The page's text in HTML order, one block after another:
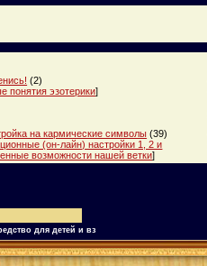
(2)
понятия эзотерики]
на кармические символы (39)
(он-лайн) настройки 1, 2 и
возможности нашей ветки]
для детей и вз